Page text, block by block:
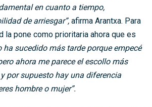
en cuanto a tiempo,
de arriesgar”, afirma Arantxa. Para
la pone como prioritaria ahora que es
ha sucedido más tarde porque empecé
ahora me parece el escollo más
por supuesto hay una diferencia
hombre o mujer”.